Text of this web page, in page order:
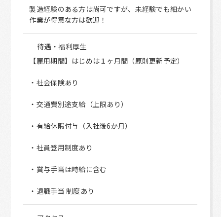
製造経験のある方は尚可ですが、未経験でも細かい
作業が得意な方は歓迎！
待遇・福利厚生
【雇用期間】はじめは１ヶ月間（原則更新予定）
・社会保険あり
・交通費別途支給（上限あり）
・有給休暇付与（入社後6か月）
・社員登用制度あり
・賞与手当は時給に含む
・退職手当 制度あり